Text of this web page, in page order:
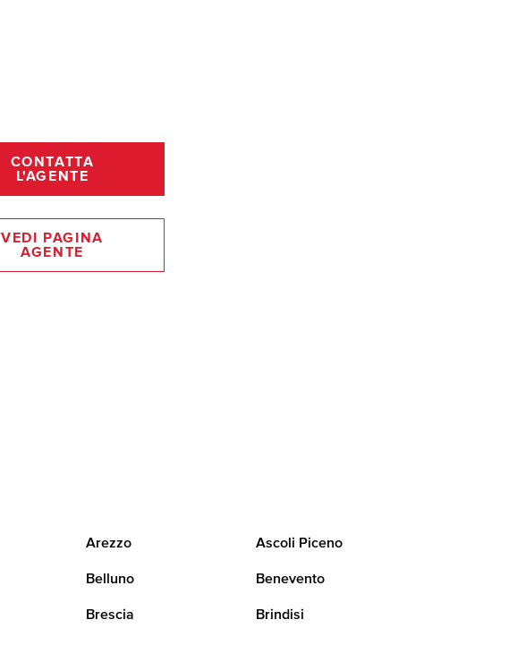
CONTATTA
L'AGENTE
VEDI PAGINA
AGENTE
Arezzo Ascoli Piceno
Belluno Benevento
Brescia Brindisi